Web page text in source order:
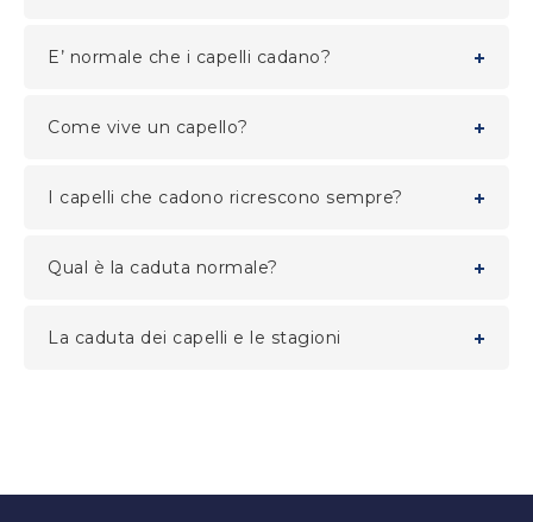
E’ normale che i capelli cadano?
Come vive un capello?
I capelli che cadono ricrescono sempre?
Qual è la caduta normale?
La caduta dei capelli e le stagioni